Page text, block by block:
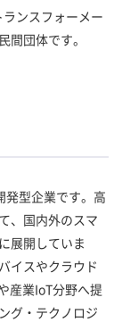
ンスフォーメー
間団体です。
発型企業です。高
、国内外のスマ
展開していま
イスやクラウド
産業IoT分野へ提
グ・テクノロジ